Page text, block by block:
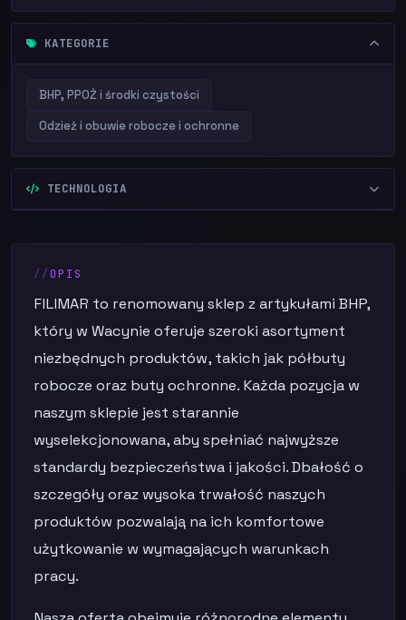
KATEGORIE
BHP, PPOŻ i środki czystości
Odzież i obuwie robocze i ochronne
TECHNOLOGIA
OPIS
FILIMAR to renomowany sklep z artykułami BHP,
który w Wacynie oferuje szeroki asortyment
niezbędnych produktów, takich jak półbuty
robocze oraz buty ochronne. Każda pozycja w
naszym sklepie jest starannie
wyselekcjonowana, aby spełniać najwyższe
standardy bezpieczeństwa i jakości. Dbałość o
szczegóły oraz wysoka trwałość naszych
produktów pozwalają na ich komfortowe
użytkowanie w wymagających warunkach
pracy.